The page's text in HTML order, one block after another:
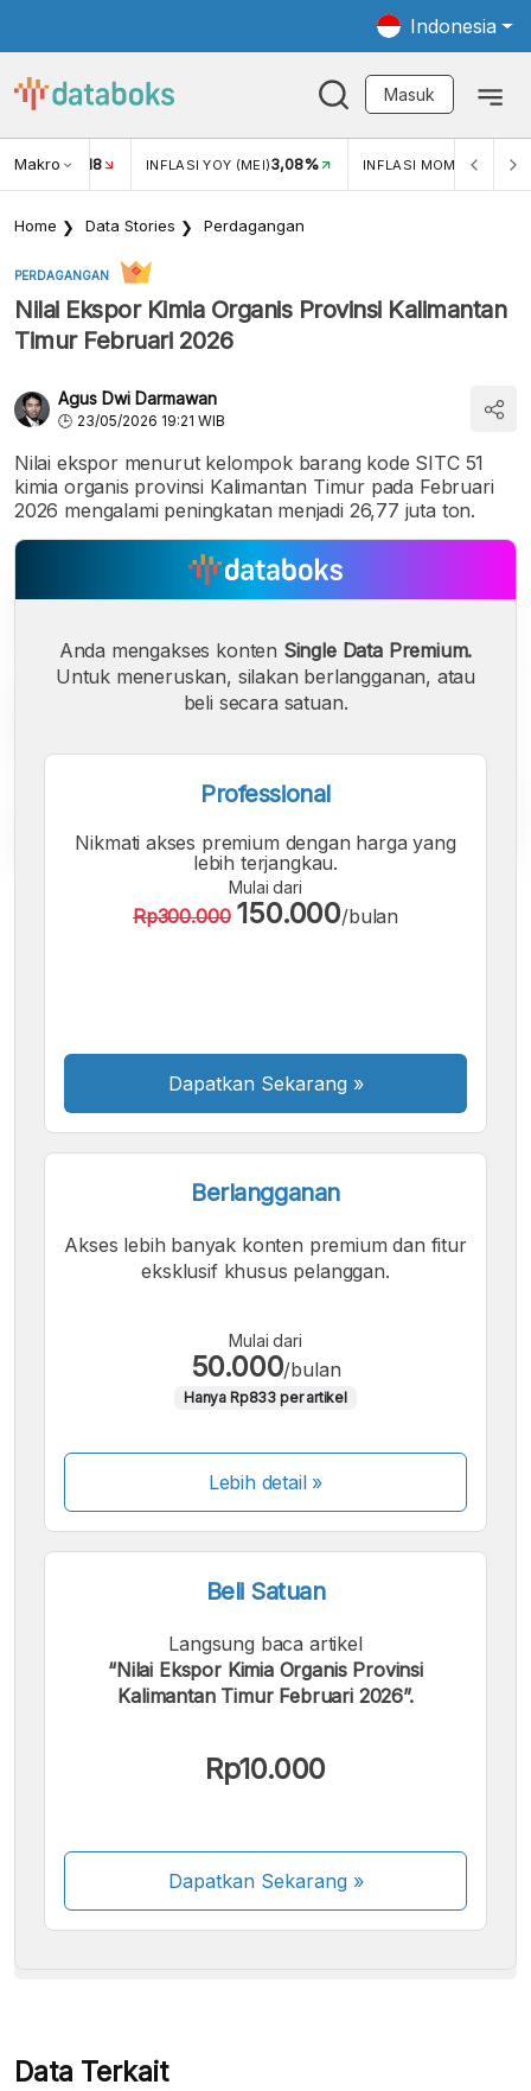
Indonesia
Masuk
Makro
USD/IDR 18 INFLASI YOY (MEI)3,08% INFLASI MOM (MEI)
Home Data Stories Perdagangan
PERDAGANGAN
Nilai Ekspor Kimia Organis Provinsi Kalimantan
Timur Februari 2026
Agus Dwi Darmawan
23/05/2026 19:21 WIB
Nilai ekspor menurut kelompok barang kode SITC 51
kimia organis provinsi Kalimantan Timur pada Februari
2026 mengalami peningkatan menjadi 26,77 juta ton.
Font
A
Font
A
Font
Anda mengakses konten Single Data Premium.
Untuk meneruskan, silakan berlangganan, atau
beli secara satuan.
Professional
Nikmati akses premium dengan harga yang
lebih terjangkau.
Mulai dari
Rp300.000 150.000/bulan
Dapatkan Sekarang »
Berlangganan
Akses lebih banyak konten premium dan fitur
eksklusif khusus pelanggan.
Mulai dari
50.000/bulan
Hanya Rp833 per artikel
Lebih detail »
Beli Satuan
Langsung baca artikel
“Nilai Ekspor Kimia Organis Provinsi
Kalimantan Timur Februari 2026”.
Rp10.000
Dapatkan Sekarang»
Beberapa metode pembayaran masih dalam
Data Terkait